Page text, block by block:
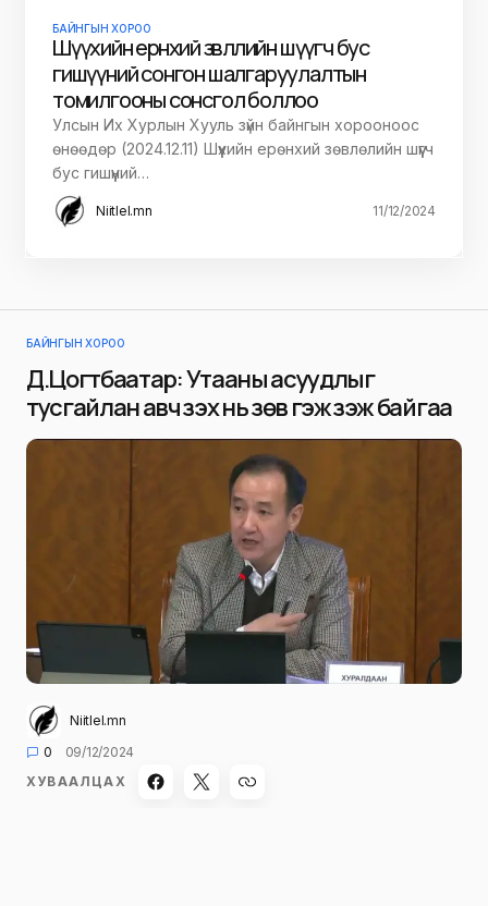
БАЙНГЫН ХОРОО
Шүүхийн ерөнхий зөвлөлийн шүүгч бус
гишүүний сонгон шалгаруулалтын
томилгооны сонсгол боллоо
Улсын Их Хурлын Хууль зүйн байнгын хорооноос
өнөөдөр (2024.12.11) Шүүхийн ерөнхий зөвлөлийн шүүгч
бус гишүүний…
Niitlel.mn 11/12/2024
БАЙНГЫН ХОРОО
Д.Цогтбаатар: Утааны асуудлыг
тусгайлан авч үзэх нь зөв гэж үзэж байгаа
Niitlel.mn
0
09/12/2024
ХУВААЛЦАХ